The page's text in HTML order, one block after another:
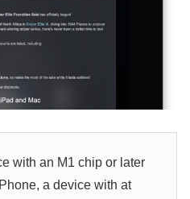
with an M1 chip or later
a device with at